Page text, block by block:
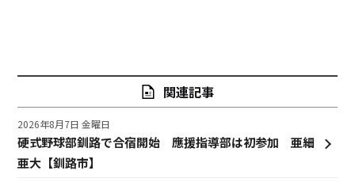
関連記事
硬式野球部釧路で合宿開始 應援指導部は初参加 亜細
亜大【釧路市】
2026年8月7日 金曜日